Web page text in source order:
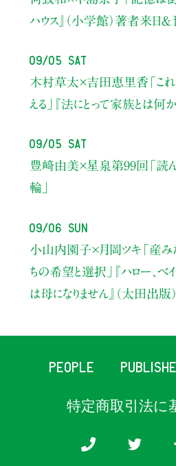
ハウス』（小学館）著者来日
09/05 Sat
木村草太×吉田恵里香 「
える」
『法にとって家族とは何
09/05 Sat
豊﨑由美×星泉 第99回「読ん
輪」
09/06 Sun
小山内園子×月岡ツキ 「産
ちの希望と選択」
『ハロー、ベ
は母になりません』（太田出
PEOPLE
特定商取引法に